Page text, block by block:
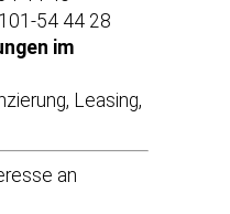
54 44 28
im
Leasing,
an